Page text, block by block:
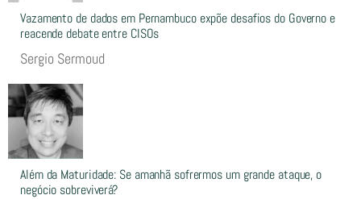
Vazamento de dados em Pernambuco expõe desafios do Governo e
reacende debate entre CISOs
Sergio Sermoud
Além da Maturidade: Se amanhã sofrermos um grande ataque, o
negócio sobreviverá?